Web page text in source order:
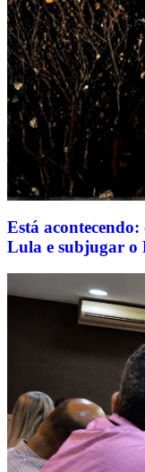
Está
Lula e subjugar o